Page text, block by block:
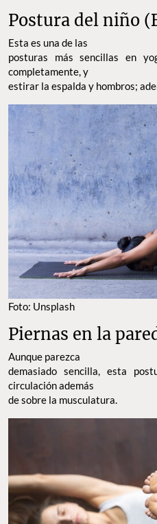
Postura del niño
Esta es una de las
posturas más sencillas en
completamente, y
estirar la espalda y hombros;
Foto: Unsplash
Piernas en la
Aunque parezca
demasiado sencilla, esta
circulación además
de sobre la musculatura.